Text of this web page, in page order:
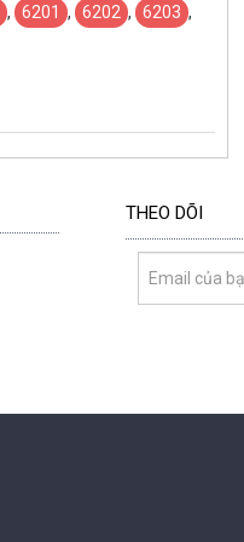
, 6201 , 6202 , 6203 ,
THEO DÕI